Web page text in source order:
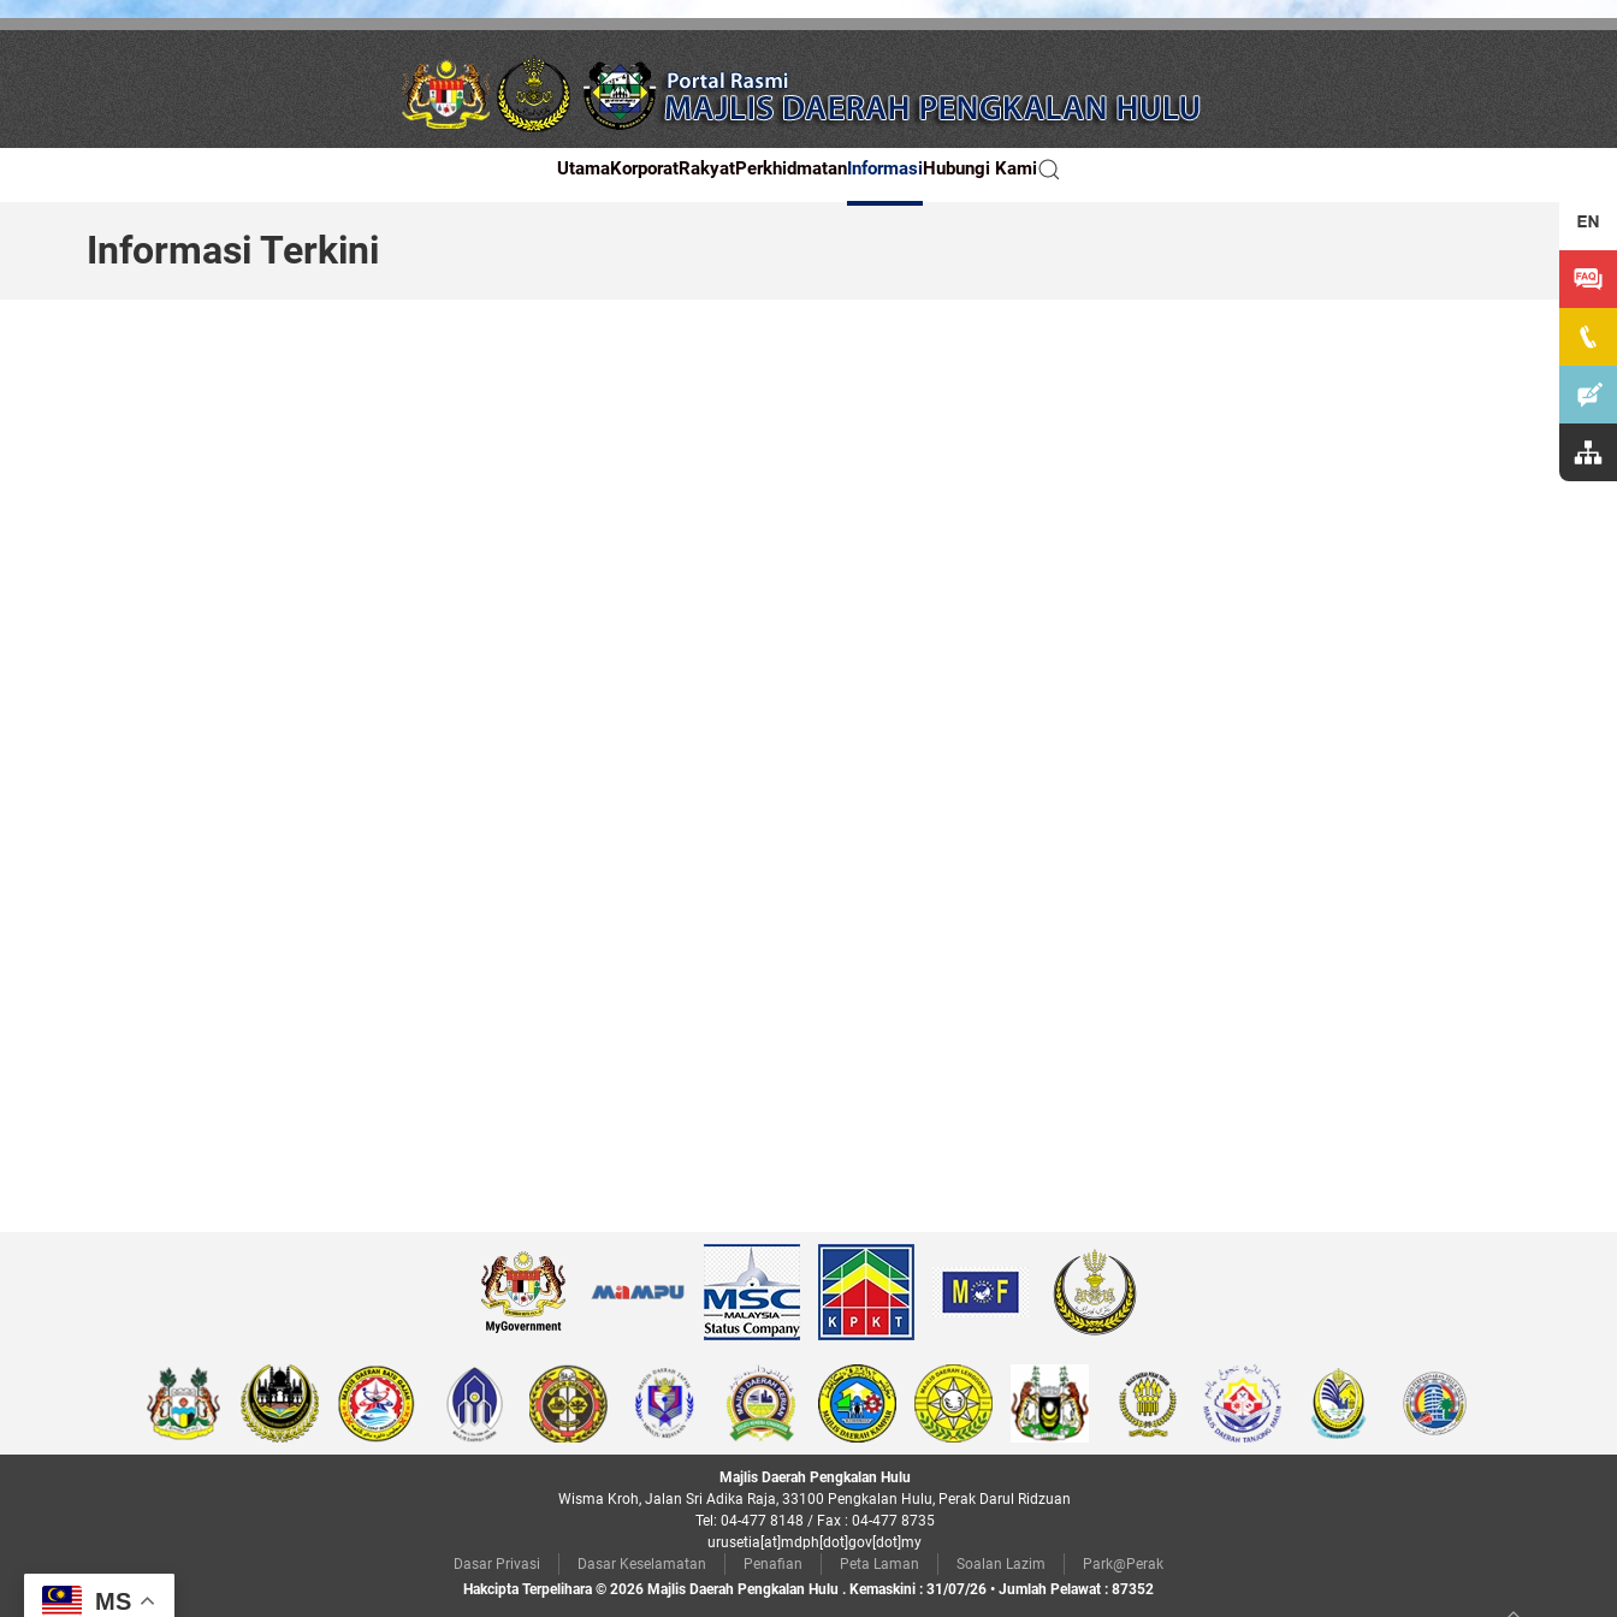
UtamaKorporatRakyatPerkhidmatanInformasiHubungi Kami
Informasi Terkini
MS
Majlis Daerah Pengkalan Hulu
Wisma Kroh, Jalan Sri Adika Raja, 33100 Pengkalan Hulu, Perak Darul Ridzuan
Tel: 04-477 8148 / Fax : 04-477 8735
urusetia[at]mdph[dot]gov[dot]my
Dasar Privasi
Dasar Keselamatan Penafian Peta Laman Soalan Lazim
Park@Perak
Hakcipta Terpelihara © 2026 Majlis Daerah Pengkalan Hulu . Kemaskini : 31/07/26 • Jumlah Pelawat : 87352